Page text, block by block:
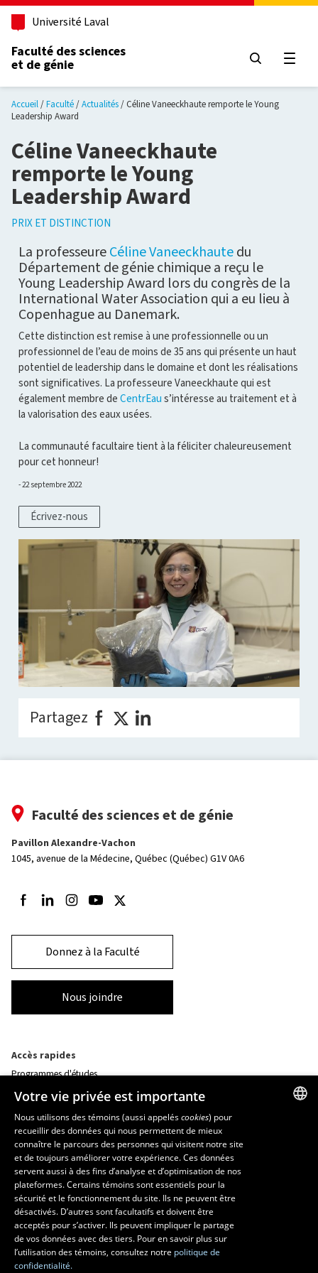
Aller au contenu principal
Université Laval
Faculté des sciences
et de génie
Accueil Faculté Actualités
Céline Vaneeckhaute remporte le Young
Leadership Award
Céline Vaneeckhaute
remporte le Young
Leadership Award
PRIX ET DISTINCTION
La professeureCéline Vaneeckhautedu
Département de génie chimique a reçu le
Young Leadership Award lors du congrès de la
International Water Association qui a eu lieu à
Copenhague au Danemark.
Cette distinction est remise à une professionnelle ou un
professionnel de l’eau de moins de 35 ans qui présente un haut
potentiel de leadership dans le domaine et dont les réalisations
sont significatives. La professeure Vaneeckhaute qui est
également membre de CentrEau s’intéresse au traitement et à
la valorisation des eaux usées.
La communauté facultaire tient à la féliciter chaleureusement
pour cet honneur!
22 septembre 2022
Écrivez-nous
Partagez
Faculté des sciences et de génie
Pavillon Alexandre-Vachon
1045, avenue de la Médecine, Québec (Québec) G1V 0A6
Suivez-nous sur Facebook
Suivez-nous sur LinkedIn
Suivez-nous sur Instagram
Suivez-nous sur Youtube
Suivez-nous sur Twitter
Donnez à la Faculté
Nous joindre
Accès rapides
Programmes d'études
Nos départements et école
Foire aux questions
Ressources
monPortail
MESURES D'URGENCE
Composer le418 656-5555
Votre vie privée est importante
Nous utilisons des témoins (aussi appeléscookies) pour
recueillir des données qui nous permettent de mieux
connaître le parcours des personnes qui visitent notre site
et de toujours améliorer votre expérience. Ces données
servent aussi à des fins d’analyse et d’optimisation de nos
plateformes. Certains témoins sont essentiels pour la
sécurité et le fonctionnement du site. Ils ne peuvent être
désactivés. D’autres sont facultatifs et doivent être
acceptés pour s’activer. Ils peuvent impliquer le partage
de vos données avec des tiers. Pour en savoir plus sur
l’utilisation des témoins, consultez notre politique de
confidentialité.